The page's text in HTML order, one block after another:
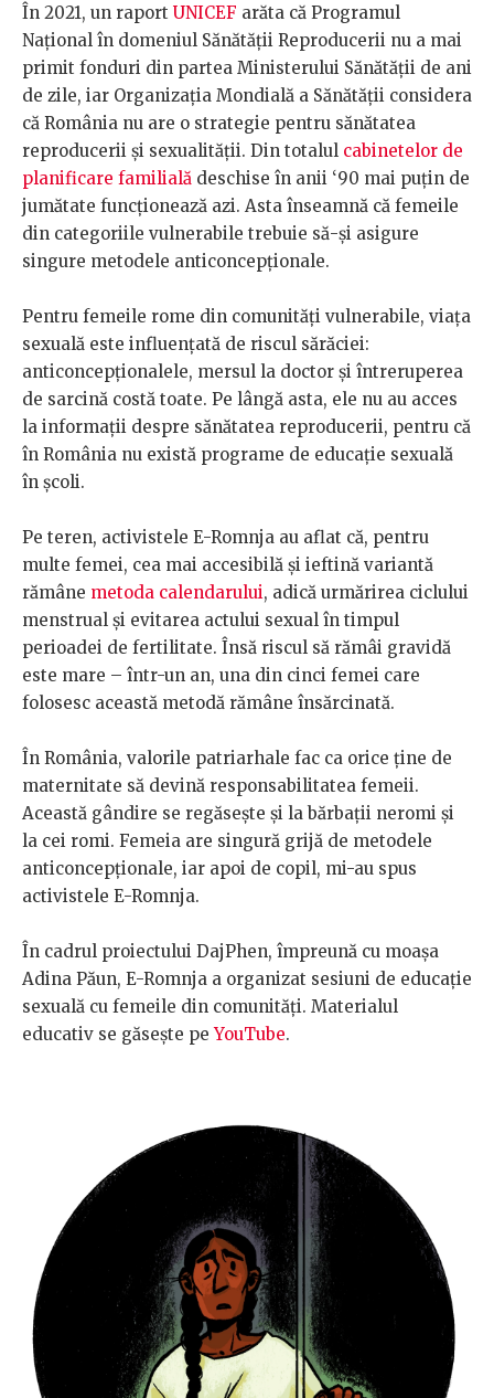
În 2021, un raport UNICEF arăta că Programul
Național în domeniul Sănătății Reproducerii nu a mai
primit fonduri din partea Ministerului Sănătății de ani
de zile, iar Organizația Mondială a Sănătății considera
că România nu are o strategie pentru sănătatea
reproducerii și sexualității. Din totalul cabinetelor de
planificare familială deschise în anii ‘90 mai puțin de
jumătate funcționează azi. Asta înseamnă că femeile
din categoriile vulnerabile trebuie să-și asigure
singure metodele anticoncepționale.
Pentru femeile rome din comunități vulnerabile, viața
sexuală este influențată de riscul sărăciei:
anticoncepționalele, mersul la doctor și întreruperea
de sarcină costă toate. Pe lângă asta, ele nu au acces
la informații despre sănătatea reproducerii, pentru că
în România nu există programe de educație sexuală
în școli.
Pe teren, activistele E-Romnja au aflat că, pentru
multe femei, cea mai accesibilă și ieftină variantă
rămâne metoda calendarului, adică urmărirea ciclului
menstrual și evitarea actului sexual în timpul
perioadei de fertilitate. Însă riscul să rămâi gravidă
este mare – într-un an, una din cinci femei care
folosesc această metodă rămâne însărcinată.
În România, valorile patriarhale fac ca orice ține de
maternitate să devină responsabilitatea femeii.
Această gândire se regăsește și la bărbații neromi și
la cei romi. Femeia are singură grijă de metodele
anticoncepționale, iar apoi de copil, mi-au spus
activistele E-Romnja.
În cadrul proiectului DajPhen, împreună cu moașa
Adina Păun, E-Romnja a organizat sesiuni de educație
sexuală cu femeile din comunități. Materialul
educativ se găsește peYouTube.